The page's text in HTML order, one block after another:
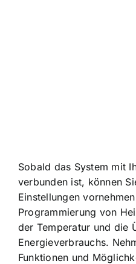
Sobald das System mit
verbunden ist, können
Einstellungen
Programmierung von
der Temperatur und die
Energieverbrauchs.
Funktionen und